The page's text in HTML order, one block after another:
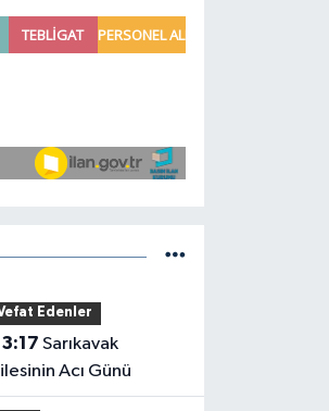
Edenler
Acı Günü